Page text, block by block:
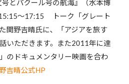
とパクール号の航海』（水本博
～17:15 トーク「グレート
関野吉晴氏に、「アジアを旅す
いただきます。また2011年に達
のドキュメンタリー映画を合わ
吉晴公式HP